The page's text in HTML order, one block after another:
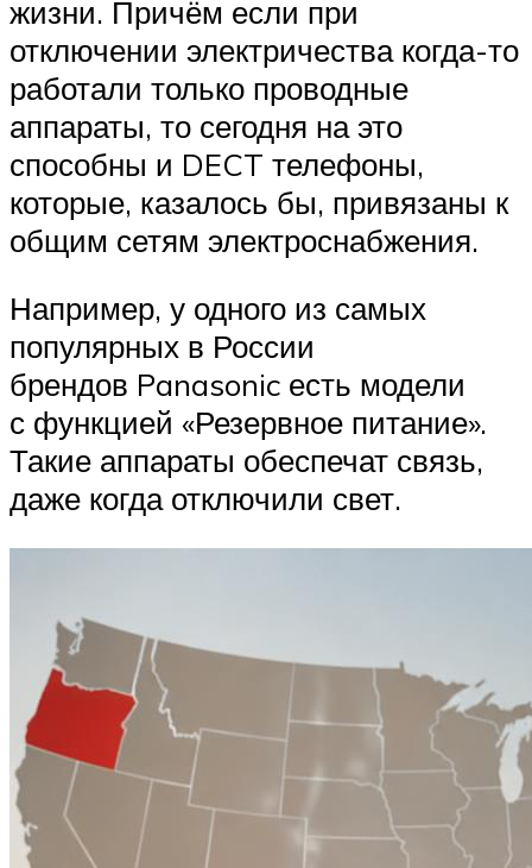
жизни. Причём если при
отключении электричества когда-то
работали только проводные
аппараты, то сегодня на это
способны и DECT телефоны,
которые, казалось бы, привязаны к
общим сетям электроснабжения.
Например, у одного из самых
популярных в России
брендов Panasonic есть модели
с функцией «Резервное питание».
Такие аппараты обеспечат связь,
даже когда отключили свет.